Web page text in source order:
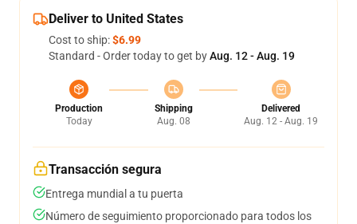
Deliver to United States
Cost to ship:$6.99
Standard - Order today to get byAug. 12 - Aug. 19
Production
Today
Shipping
Aug. 08
Delivered
Aug. 12 - Aug. 19
Transacción segura
Entrega mundial a tu puerta
Número de seguimiento proporcionado para todos los